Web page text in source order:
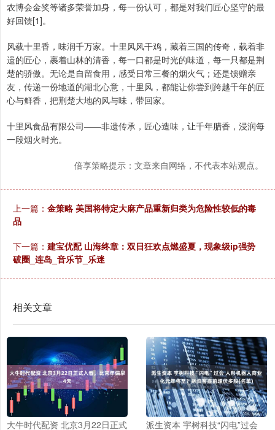
农博会金奖等诸多荣誉加身，每一份认可，都是对我们匠心坚守的最
好回馈[1]。
风载十里香，味润千万家。十里风风干鸡，藏着三国的传奇，载着非
遗的匠心，裹着山林的清香，每一口都是时光的味道，每一只都是荆
楚的骄傲。无论是自留食用，感受日常三餐的烟火气；还是馈赠亲
友，传递一份地道的湖北心意，十里风，都能让你尝到跨越千年的匠
心与鲜香，把荆楚大地的风与味，带回家。
十里风食品有限公司——非遗传承，匠心造味，让千年腊香，浸润每
一段烟火时光。
倍享策略提示：文章来自网络，不代表本站观点。
上一篇： 金策略 美国将特定大麻产品重新归类为危险性较低的毒
品
下一篇： 建宝优配 山海终章：双日狂欢点燃盛夏，现象级ip强势
破圈_连岛_音乐节_乐迷
相关文章
大牛时代配资 北京3月22日正式
派生资本 宇树科技“闪电”过会